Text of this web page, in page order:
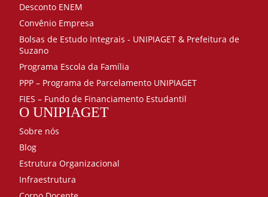
Desconto ENEM
Convênio Empresa
Bolsas de Estudo Integrais - UNIPIAGET & Prefeitura de
Suzano
Programa Escola da Família
PPP – Programa de Parcelamento UNIPIAGET
FIES – Fundo de Financiamento Estudantil
O UNIPIAGET
Sobre nós
Blog
Estrutura Organizacional
Infraestrutura